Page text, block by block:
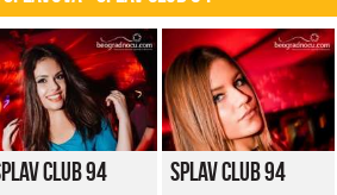
Club 94 Splav Club 94